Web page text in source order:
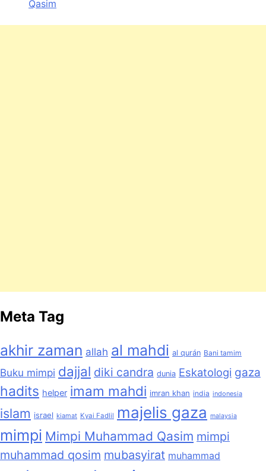
Qasim
Meta Tag
akhir zaman allah al mahdi al qurán Bani tamim
Buku mimpi dajjal diki candra dunia Eskatologi gaza
hadits helper imam mahdi imran khan india indonesia
islam israel kiamat Kyai Fadlil majelis gaza malaysia
mimpi Mimpi Muhammad Qasim mimpi
muhammad qosim mubasyirat muhammad